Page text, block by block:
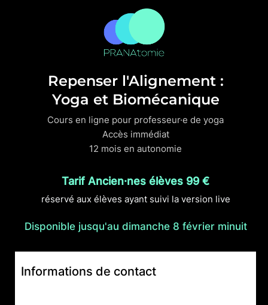
Repenser l'Alignement :
Yoga et Biomécanique
Cours en ligne pour professeur·e de yoga
Accès immédiat
12 mois en autonomie
Tarif Ancien·nes élèves 99 €
réservé aux élèves ayant suivi la version live
Disponible jusqu'au dimanche 8 février minuit
Informations de contact